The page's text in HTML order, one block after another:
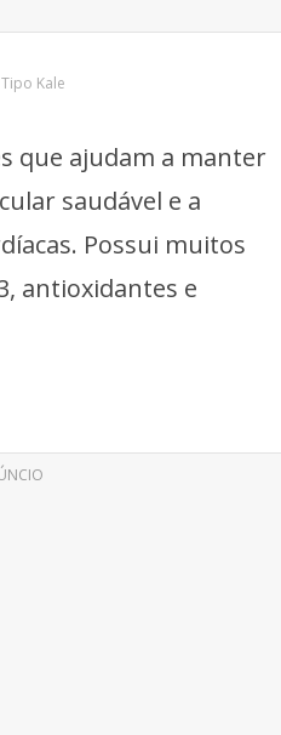
Kale
que ajudam a manter
saudável e a
Possui muitos
antioxidantes e